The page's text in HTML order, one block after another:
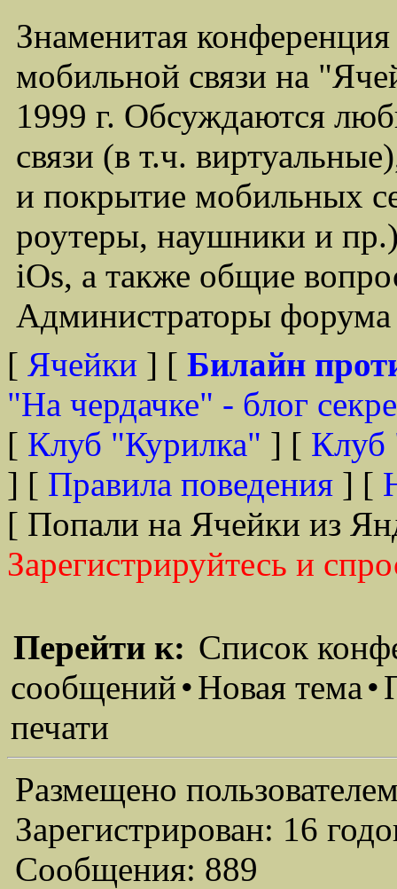
Знаменитая
мобильной связи на
1999 г. Обсуждаются
связи (в т.ч.
и покрытие мобильных
роутеры, наушники и
iOs, а также общие
Администраторы
[ Ячейки ] [ Билайн
"На чердачке" - блог
[ Клуб "Курилка" ] [ Клуб
] [ Правила поведения ] [
[ Попали на Ячейки из
Зарегистрируйтесь и
Перейти к: Список
сообщений•Новая тема•
печати
Размещено
Зарегистрирован: 16
Сообщения: 889